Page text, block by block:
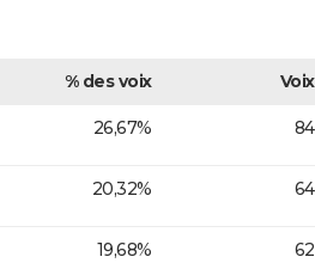
% des voix
Voix
26,67% 84
20,32% 64
19,68% 62